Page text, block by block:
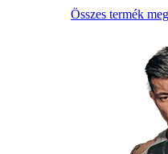
Összes termék